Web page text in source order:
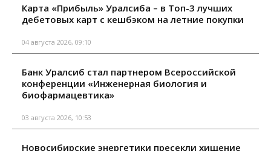
Карта «Прибыль» Уралсиба – в Топ-3 лучших
дебетовых карт с кешбэком на летние покупки
04 августа 2026, 09:10
Банк Уралсиб стал партнером Всероссийской
конференции «Инженерная биология и
биофармацевтика»
03 августа 2026, 10:53
Новосибирские энергетики пресекли хищение